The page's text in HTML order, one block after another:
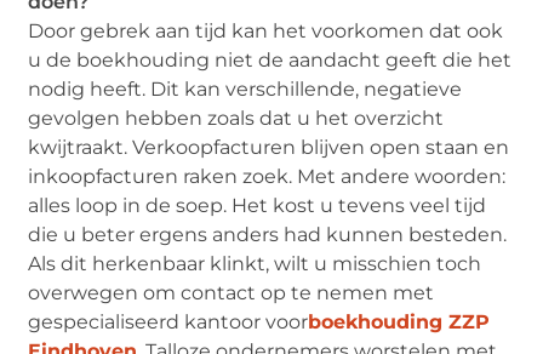
Door gebrek aan tijd kan het voorkomen dat ook
u de boekhouding niet de aandacht geeft die het
nodig heeft. Dit kan verschillende, negatieve
gevolgen hebben zoals dat u het overzicht
kwijtraakt. Verkoopfacturen blijven open staan en
inkoopfacturen raken zoek. Met andere woorden:
alles loop in de soep. Het kost u tevens veel tijd
die u beter ergens anders had kunnen besteden.
Als dit herkenbaar klinkt, wilt u misschien toch
overwegen om contact op te nemen met
gespecialiseerd kantoor voorboekhouding ZZP